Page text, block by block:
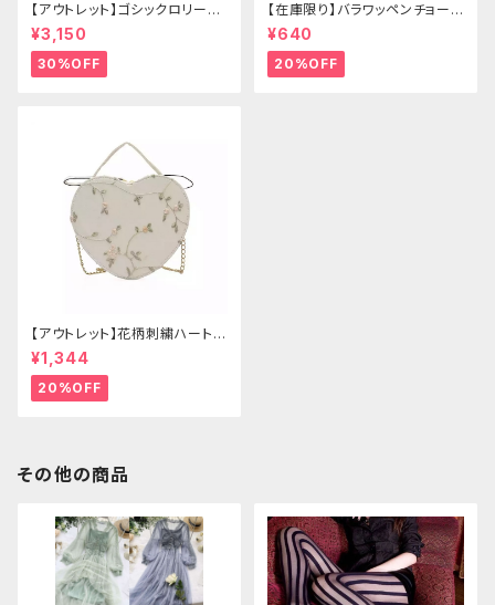
【アウトレット】ゴシックロリータ
ゴールドクラウン＆ホーン(ヴェ
ール付き)
¥3,150
30%OFF
【在庫限り】バラワッペンチョーカ
ー
¥640
20%OFF
【アウトレット】花柄刺繍ハートバ
ッグ
¥1,344
20%OFF
その他の商品